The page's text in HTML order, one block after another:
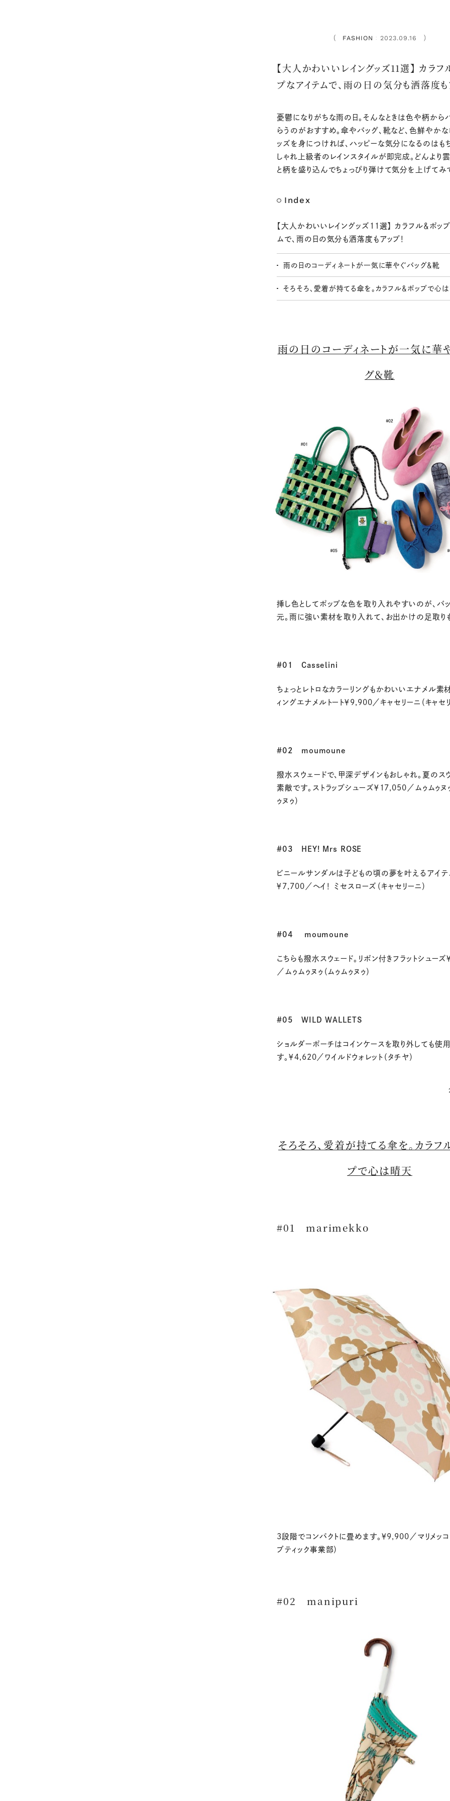
FASHION ： 2023.09.16
【大人かわいいレイングッズ11選】 カラフ
プなアイテムで、雨の日の気分も洒落度も
憂鬱になりがちな雨の日。そんなときは色や柄から
らうのがおすすめ。傘やバッグ、靴など、色鮮やかな
ッズを身につければ、ハッピーな気分になるのはも
しゃれ上級者のレインスタイルが即完成。どんより
と柄を盛り込んでちょっぴり弾けて気分を上げてみ
Index
【大人かわいいレイングッズ11選】 カラフル＆ポッ
ムで、雨の日の気分も洒落度もアップ！
雨の日のコーディネートが一気に華やぐバッグ＆靴
そろそろ、愛着が持てる傘を。カラフル＆ポップで心
雨の日のコーディネートが一気に華
グ＆靴
挿し色としてポップな色を取り入れやすいのが、バ
元。雨に強い素材を取り入れて、お出かけの足取り
#01 Casselini
ちょっとレトロなカラーリングもかわいいエナメル素
ィングエナメルトート￥ 9,900 ／キャセリーニ（キャセ
#02 moumoune
撥水スウェードで、甲深デザインもおしゃれ。夏のス
素敵です。ストラップシューズ￥ 17,050 ／ムゥムゥヌ
ゥヌゥ）
#03 HEY! Mrs ROSE
ビニールサンダルは子どもの頃の夢を叶えるアイテ
￥ 7,700 ／ヘイ！ ミセスローズ（キャセリーニ）
#04 moumoune
こちらも撥水スウェード。リボン付きフラットシューズ
／ムゥムゥヌゥ（ムゥムゥヌゥ）
#05 WILD WALLETS
ショルダーポーチはコインケースを取り外しても使
す。￥ 4,620 ／ワイルドウォレット（タチヤ）
そろそろ、愛着が持てる傘を。カラフ
プで心は晴天
#01 marimekko
3段階でコンパクトに畳めます。￥9,900／マリメッコ
ブティック事業部）
#02 manipuri